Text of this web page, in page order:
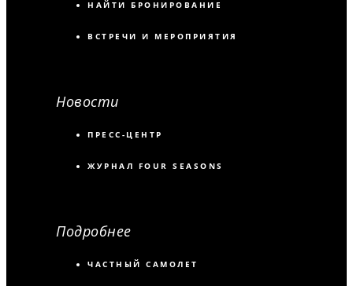
НАЙТИ БРОНИРОВАНИЕ
ВСТРЕЧИ И МЕРОПРИЯТИЯ
Новости
ПРЕСС-ЦЕНТР
ЖУРНАЛ FOUR SEASONS
Подробнее
ЧАСТНЫЙ САМОЛЕТ